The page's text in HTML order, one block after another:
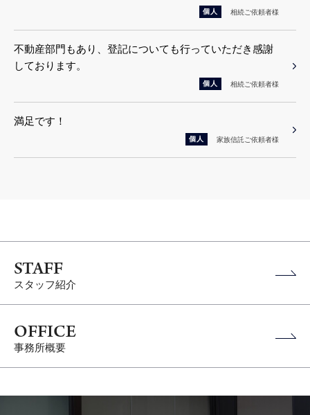
個人 相続ご依頼者様
不動産部門もあり、登記についても行っていただき感謝
しております。
個人 相続ご依頼者様
満足です！
個人 家族信託ご依頼者様
STAFF
スタッフ紹介
OFFICE
事務所概要